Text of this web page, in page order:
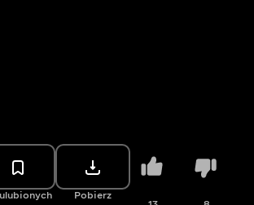
Pobierz